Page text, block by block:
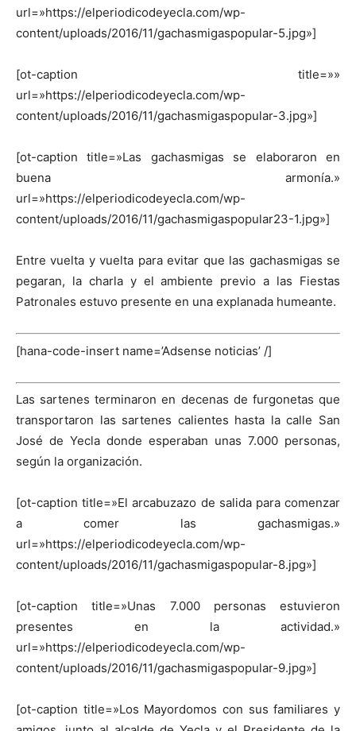
url=»https://elperiodicodeyecla.com/wp-
content/uploads/2016/11/gachasmigaspopular-5.jpg»]
[ot-caption title=»»
url=»https://elperiodicodeyecla.com/wp-
content/uploads/2016/11/gachasmigaspopular-3.jpg»]
[ot-caption title=»Las gachasmigas se elaboraron en
buena armonía.»
url=»https://elperiodicodeyecla.com/wp-
content/uploads/2016/11/gachasmigaspopular23-1.jpg»]
Entre vuelta y vuelta para evitar que las gachasmigas se
pegaran, la charla y el ambiente previo a las Fiestas
Patronales estuvo presente en una explanada humeante.
[hana-code-insert name=’Adsense noticias’ /]
Las sartenes terminaron en decenas de furgonetas que
transportaron las sartenes calientes hasta la calle San
José de Yecla donde esperaban unas 7.000 personas,
según la organización.
[ot-caption title=»El arcabuzazo de salida para comenzar
a comer las gachasmigas.»
url=»https://elperiodicodeyecla.com/wp-
content/uploads/2016/11/gachasmigaspopular-8.jpg»]
[ot-caption title=»Unas 7.000 personas estuvieron
presentes en la actividad.»
url=»https://elperiodicodeyecla.com/wp-
content/uploads/2016/11/gachasmigaspopular-9.jpg»]
[ot-caption title=»Los Mayordomos con sus familiares y